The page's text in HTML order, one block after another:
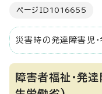
ページID 1016655
災害時の発達障害児
障害者福祉・発